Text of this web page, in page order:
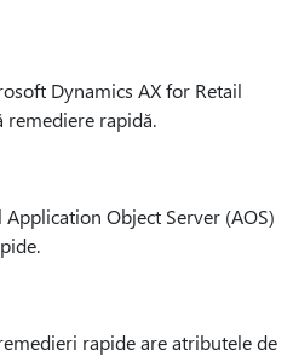
Dynamics AX for Retail
remediere rapidă.
Object Server (AOS)
rapide are atributele de